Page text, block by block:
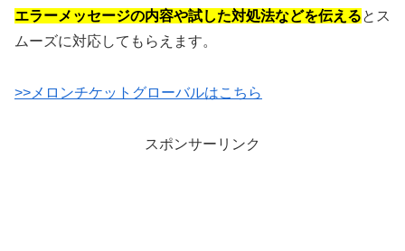
エラーメッセージの内容や試した対処法などを伝えるとス
ムーズに対応してもらえます。
>>メロンチケットグローバルはこちら
スポンサーリンク